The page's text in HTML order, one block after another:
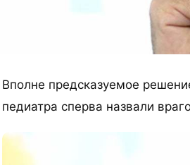
Вполне предсказуемое
педиатра сперва назвали